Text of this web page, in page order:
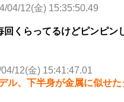
04/12(金) 15:35:50.49
回くらってるけどピンピン
12(金) 15:41:47.01
ル、下半身が金属に似せ